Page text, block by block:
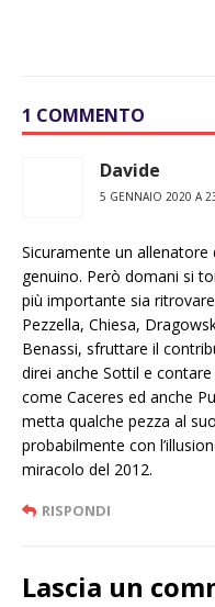
1 COMMENTO
Davide
5 GENNAIO 2020 A
Sicuramente un allenatore
genuino. Però domani si
più importante sia
Pezzella, Chiesa,
Benassi, sfruttare il
direi anche Sottil e
come Caceres ed anche
metta qualche pezza al
probabilmente con
miracolo del 2012.
RISPONDI
Lascia un